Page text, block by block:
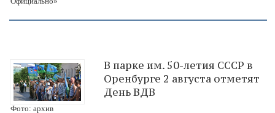
Фото: архив
В парке им. 50-летия СССР в
Оренбурге 2 августа отметят
День ВДВ